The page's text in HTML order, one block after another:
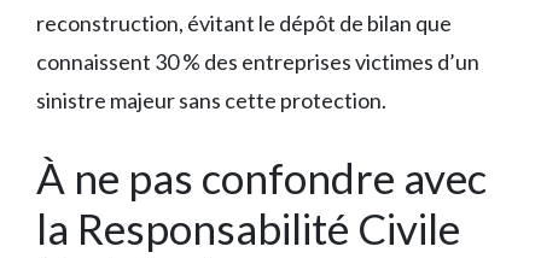
reconstruction, évitant le dépôt de bilan que
connaissent 30 % des entreprises victimes d’un
sinistre majeur sans cette protection.
À ne pas confondre avec
la Responsabilité Civile